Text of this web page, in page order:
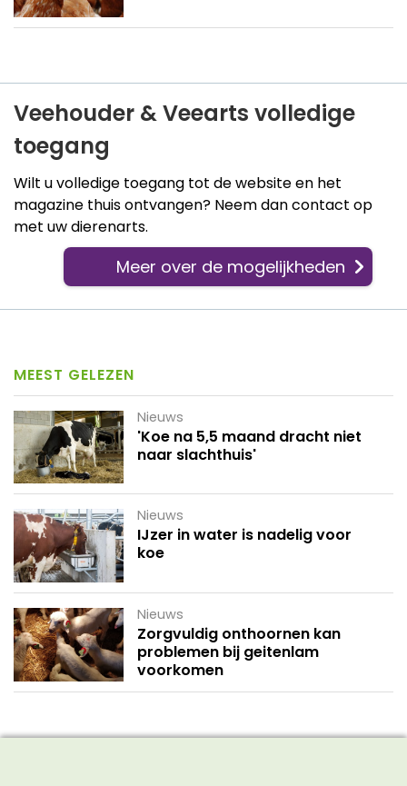
Veehouder & Veearts volledige
toegang
Wilt u volledige toegang tot de website en het
magazine thuis ontvangen? Neem dan contact op
met uw dierenarts.
Meer over de mogelijkheden
MEEST GELEZEN
Nieuws
'Koe na 5,5 maand dracht niet
naar slachthuis'
Nieuws
IJzer in water is nadelig voor
koe
Nieuws
Zorgvuldig onthoornen kan
problemen bij geitenlam
voorkomen